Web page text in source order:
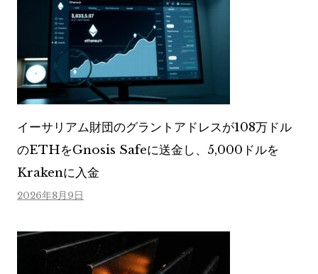
イーサリアム財団のグラントアドレスが108万ドル
のETHをGnosis Safeに送金し、5,000ドルを
Krakenに入金
2026年8月9日